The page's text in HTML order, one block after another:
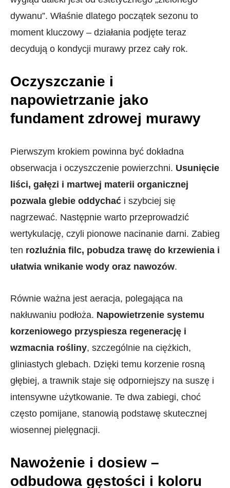
dywanu”. Właśnie dlatego początek sezonu to
moment kluczowy – działania podjęte teraz
decydują o kondycji murawy przez cały rok.
Oczyszczanie i
napowietrzanie jako
fundament zdrowej murawy
Pierwszym krokiem powinna być dokładna
obserwacja i oczyszczenie powierzchni. Usunięcie
liści, gałęzi i martwej materii organicznej
pozwala glebie oddychać i szybciej się
nagrzewać. Następnie warto przeprowadzić
wertykulację, czyli pionowe nacinanie darni. Zabieg
ten rozluźnia filc, pobudza trawę do krzewienia i
ułatwia wnikanie wody oraz nawozów.
Równie ważna jest aeracja, polegająca na
nakłuwaniu podłoża. Napowietrzenie systemu
korzeniowego przyspiesza regenerację i
wzmacnia rośliny, szczególnie na ciężkich,
gliniastych glebach. Dzięki temu korzenie rosną
głębiej, a trawnik staje się odporniejszy na suszę i
intensywne użytkowanie. Te dwa zabiegi, choć
często pomijane, stanowią podstawę skutecznej
wiosennej pielęgnacji.
Nawożenie i dosiew –
odbudowa gęstości i koloru